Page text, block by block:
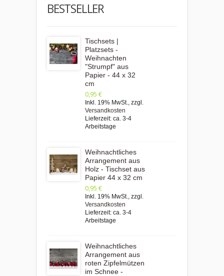
BESTSELLER
Tischsets |
Platzsets -
Weihnachten
"Strumpf" aus
Papier - 44 x 32
cm
0,95 €
Inkl. 19% MwSt., zzgl.
Versandkosten
Lieferzeit: ca. 3-4
Arbeitstage
Weihnachtliches
Arrangement aus
Holz - Tischset aus
Papier 44 x 32 cm
0,95 €
Inkl. 19% MwSt., zzgl.
Versandkosten
Lieferzeit: ca. 3-4
Arbeitstage
Weihnachtliches
Arrangement aus
roten Zipfelmützen
im Schnee -